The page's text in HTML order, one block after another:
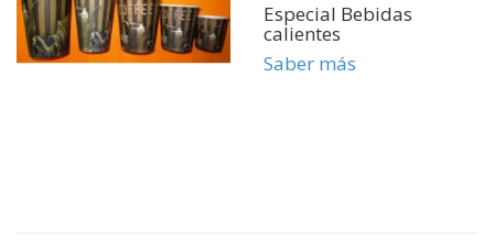
Especial Bebidas
calientes
Saber más